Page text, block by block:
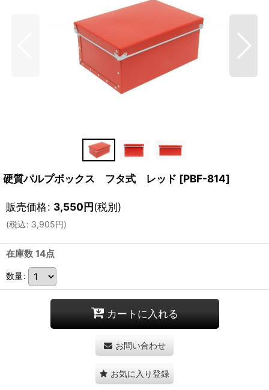
硬質パルプボックス フタ式 レッド [PBF-814]
販売価格: 3,550円(税別)
(税込: 3,905円)
在庫数 14点
数量:
カートに入れる
お問い合わせ
お気に入り登録